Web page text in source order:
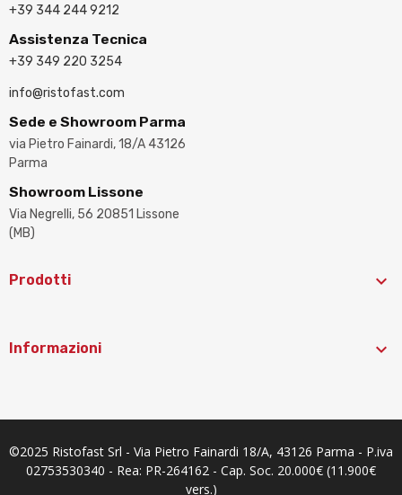
+39 344 244 9212
Assistenza Tecnica
+39 349 220 3254
info@ristofast.com
Sede e Showroom Parma
via Pietro Fainardi, 18/A 43126
Parma
Showroom Lissone
Via Negrelli, 56 20851 Lissone
(MB)
Prodotti 
Informazioni 
©2025 Ristofast Srl - Via Pietro Fainardi 18/A, 43126 Parma - P.iva
02753530340 - Rea: PR-264162 - Cap. Soc. 20.000€ (11.900€
vers.)